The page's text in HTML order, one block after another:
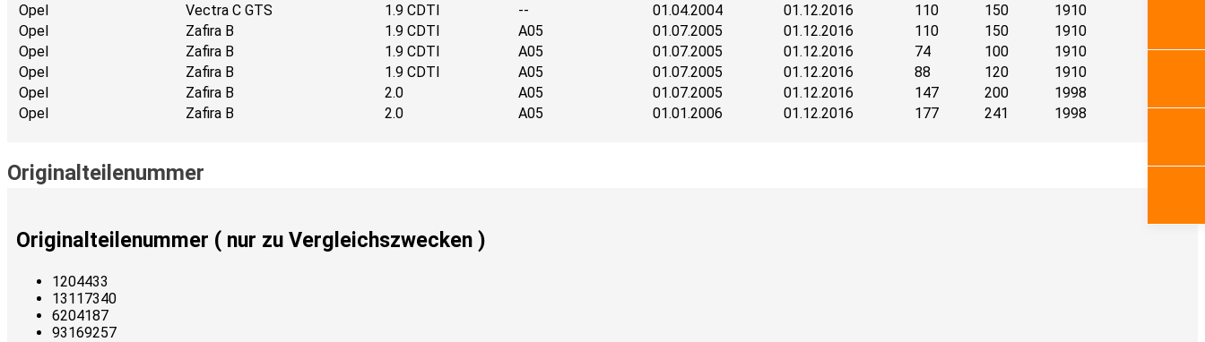
Opel
Vectra C GTS 1.9 CDTI -- 01.04.2004 01.12.2016 110 150
1910
Opel
Zafira B 1.9 CDTI A05 01.07.2005 01.12.2016 110 150
1910
Opel
Zafira B 1.9 CDTI A05 01.07.2005 01.12.2016 74 100
1910
Opel
Zafira B 1.9 CDTI A05 01.07.2005 01.12.2016 88 120
1910
Opel
Zafira B 2.0 A05 01.07.2005 01.12.2016 147 200
1998
Opel
Zafira B 2.0 A05 01.01.2006 01.12.2016 177 241 1998
Originalteilenummer
Originalteilenummer ( nur zu Vergleichszwecken )
1204433
13117340
6204187
93169257